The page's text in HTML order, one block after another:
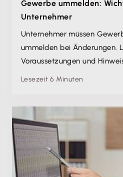
Gewerbe ummelden:
Unternehmer
Unternehmer müssen
ummelden bei Änderungen.
Voraussetzungen und
Lesezeit 6 Minuten